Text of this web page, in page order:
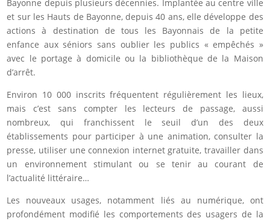
Bayonne depuis plusieurs décennies. Implantée au centre ville
et sur les Hauts de Bayonne, depuis 40 ans, elle développe des
actions à destination de tous les Bayonnais de la petite
enfance aux séniors sans oublier les publics « empêchés »
avec le portage à domicile ou la bibliothèque de la Maison
d’arrêt.
Environ 10 000 inscrits fréquentent régulièrement les lieux,
mais c’est sans compter les lecteurs de passage, aussi
nombreux, qui franchissent le seuil d’un des deux
établissements pour participer à une animation, consulter la
presse, utiliser une connexion internet gratuite, travailler dans
un environnement stimulant ou se tenir au courant de
l’actualité littéraire…
Les nouveaux usages, notamment liés au numérique, ont
profondément modifié les comportements des usagers de la